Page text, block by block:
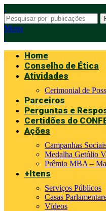
Menu
Home
Conselho de Ética
Atividades
Cerimonial de
Parceiros
Perguntas e
Certidões do
Ações
Campanhas
Medalha Getúlio
Prêmio MBA –
+Itens
Serviços Públicos
Casas
Vídeos